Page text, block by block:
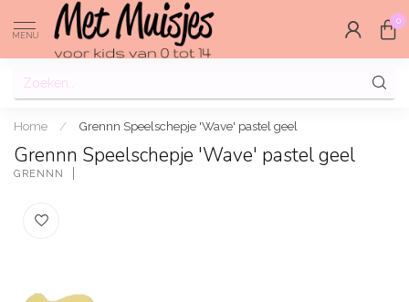
MENU
0
Home / Grennn Speelschepje 'Wave' pastel geel
Grennn Speelschepje 'Wave' pastel geel
GRENNN